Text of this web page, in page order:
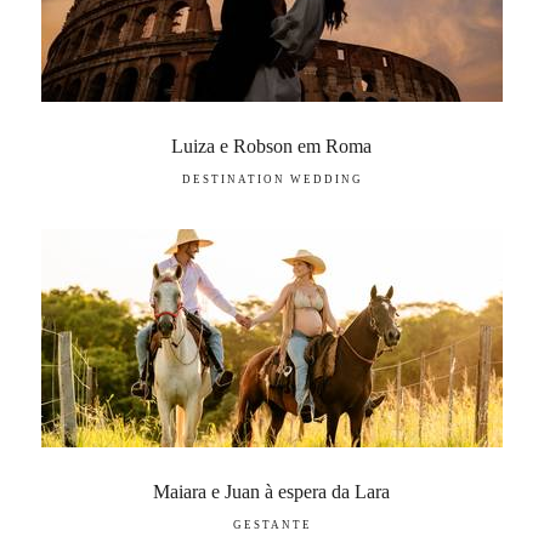
Luiza e Robson em Roma
DESTINATION WEDDING
Maiara e Juan à espera da Lara
GESTANTE